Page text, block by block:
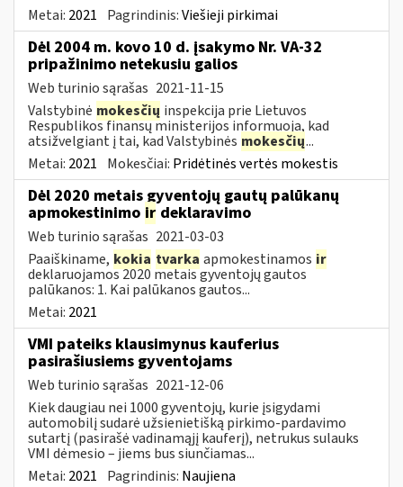
Metai: 2021 Pagrindinis:Viešieji pirkimai
Dėl 2004 m. kovo 10 d. įsakymo Nr. VA-32
pripažinimo netekusiu galios
Web turinio sąrašas 2021-11-15
Valstybinė mokesčių inspekcija prie Lietuvos
Respublikos finansų ministerijos informuoja, kad
atsižvelgiant į tai, kad Valstybinės mokesčių...
Metai: 2021 Mokesčiai: Pridėtinės vertės mokestis
Dėl 2020 metais gyventojų gautų palūkanų
apmokestinimo ir deklaravimo
Web turinio sąrašas 2021-03-03
Paaiškiname, kokia tvarka apmokestinamos ir
deklaruojamos 2020 metais gyventojų gautos
palūkanos: 1. Kai palūkanos gautos...
Metai: 2021
VMI pateiks klausimynus kauferius
pasirašiusiems gyventojams
Web turinio sąrašas 2021-12-06
Kiek daugiau nei 1000 gyventojų, kurie įsigydami
automobilį sudarė užsienietišką pirkimo-pardavimo
sutartį (pasirašė vadinamąjį kauferį), netrukus sulauks
VMI dėmesio – jiems bus siunčiamas...
Metai: 2021 Pagrindinis: Naujiena